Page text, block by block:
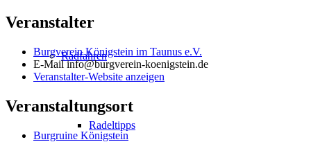
Radfahren
Radeltipps
Veranstalter
Burgverein Königstein im Taunus e.V.
E-Mailinfo@burgverein-koenigstein.de
Veranstalter-Website anzeigen
Veranstaltungsort
Burgruine Königstein